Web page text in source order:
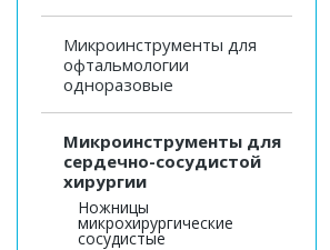
Микроинструменты для
офтальмологии
одноразовые
Микроинструменты для
сердечно-сосудистой
хирургии
Ножницы
микрохирургические
сосудистые